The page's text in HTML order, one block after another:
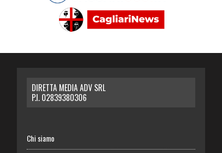
DIRETTA MEDIA ADV SRL
P.I. 02839380306
Chi siamo